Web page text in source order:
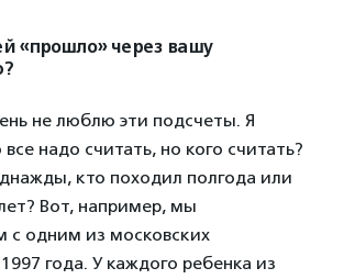
«прошло» через вашу
не люблю эти подсчеты. Я
надо считать, но кого считать?
кто походил полгода или
Вот, например, мы
с одним из московских
года. У каждого ребенка из